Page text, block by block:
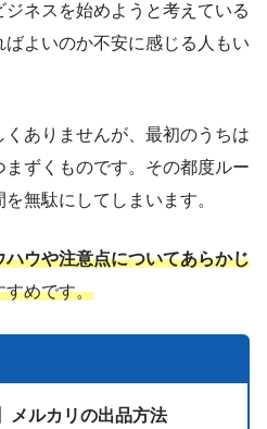
ネスを始めようと考えている
ばよいのか不安に感じる人もい
くありませんが、最初のうちは
ずくものです。その都度ルー
無駄にしてしまいます。
ハウや注意点についてあらかじ
すめです。
メルカリの出品方法